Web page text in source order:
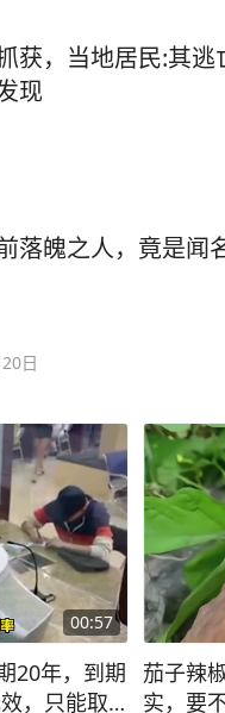
获，当地居民:其逃
现
落魄之人，竟是闻
日
00:57
20年，到期
，只能取9
茄子辣
实，要